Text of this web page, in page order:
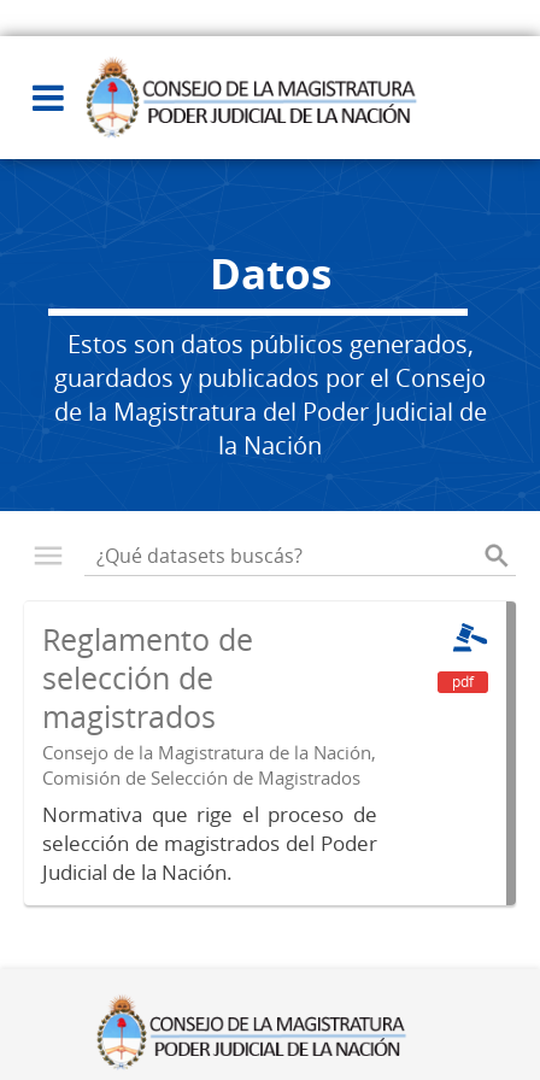
Datos
Estos son datos públicos generados,
guardados y publicados por el Consejo
de la Magistratura del Poder Judicial de
la Nación
Reglamento de
selección de
magistrados
Consejo de la Magistratura de la Nación,
Comisión de Selección de Magistrados
Normativa que rige el proceso de
selección de magistrados del Poder
Judicial de la Nación.
pdf